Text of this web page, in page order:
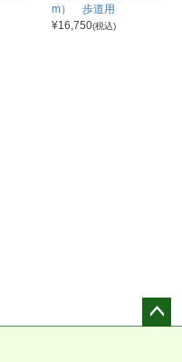
m） 歩道用
¥16,750(税込)